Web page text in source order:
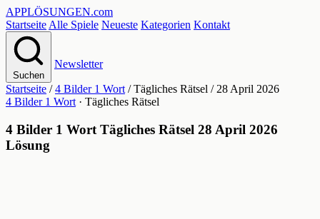
APPLÖSUNGEN.com
Startseite Alle Spiele Neueste Kategorien Kontakt
Suchen
Newsletter
Startseite / 4 Bilder 1 Wort / Tägliches Rätsel / 28 April 2026
4 Bilder 1 Wort · Tägliches Rätsel
4 Bilder 1 Wort Tägliches Rätsel 28 April 2026
Lösung